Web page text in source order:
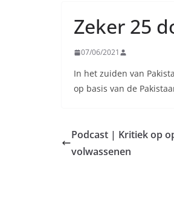
Zeker 25
07/06/2021
In het zuiden van
op basis van de
Podcast | Kritiek op
volwassenen